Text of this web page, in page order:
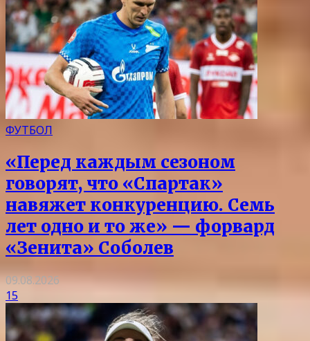
ФУТБОЛ
«Перед каждым сезоном
говорят, что «Спартак»
навяжет конкуренцию. Семь
лет одно и то же» — форвард
«Зенита» Соболев
09.08.2026
15